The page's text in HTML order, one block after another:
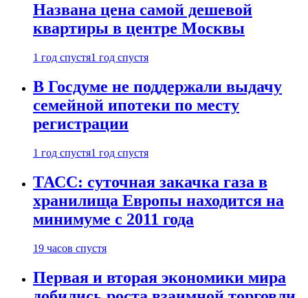
Названа цена самой дешевой
квартиры в центре Москвы
1 год спустя1 год спустя
В Госдуме не поддержали выдачу
семейной ипотеки по месту
регистрации
1 год спустя1 год спустя
ТАСС: суточная закачка газа в
хранилища Европы находится на
минимуме с 2011 года
19 часов спустя
Первая и вторая экономики мира